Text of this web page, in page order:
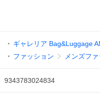
ギャレリア Bag&Luggage
ファッション
メンズフ
9343783024834